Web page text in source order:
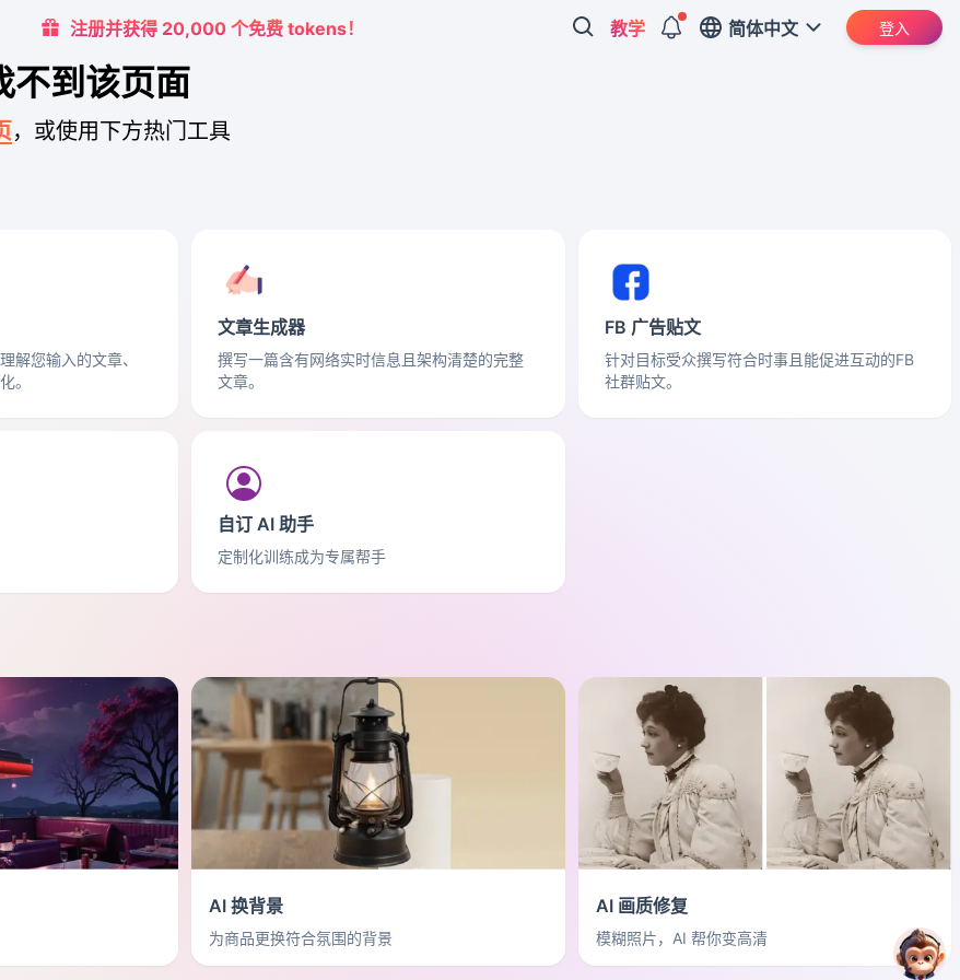
注册并获得 20,000 个免费 tokens！ 教学 简体中文 登入
不到该页面
，或使用下方热门工具
解您输入的文章、
。
文章生成器
撰写一篇含有网络实时信息且架构清楚的完整
文章。
FB 广告贴文
针对目标受众撰写符合时事且能促进互动的FB
社群贴文。
自订 AI 助手
定制化训练成为专属帮手
AI 换背景
为商品更换符合氛围的背景
AI 画质修复
模糊照片，AI 帮你变高清